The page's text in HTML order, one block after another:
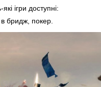
ігри доступні:
бридж, покер.